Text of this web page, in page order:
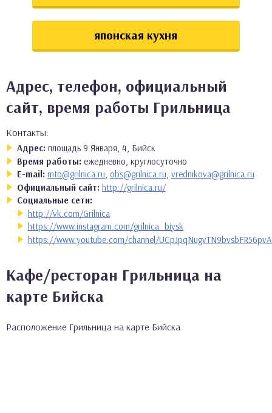
японская кухня
Адрес, телефон, официальный
сайт, время работы Грильница
Контакты:
Адрес: площадь 9 Января, 4, Бийск
Время работы: ежедневно, круглосуточно
E-mail: mto@grilnica.ru, obs@grilnica.ru, vrednikova@grilnica.ru
Официальный сайт: http://grilnica.ru/
Социальные сети:
http://vk.com/Grilnica
https://www.instagram.com/grilnica_biysk
https://www.youtube.com/channel/UCpJpqNugvTN9bvsbFR56pvA
Кафе/ресторан Грильница на
карте Бийска
Расположение Грильница на карте Бийска